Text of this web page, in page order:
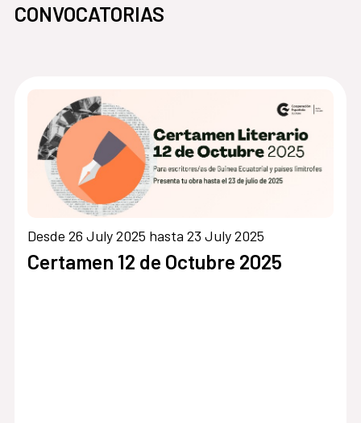
CONVOCATORIAS
Desde 26 July 2025 hasta 23 July 2025
Certamen 12 de Octubre 2025